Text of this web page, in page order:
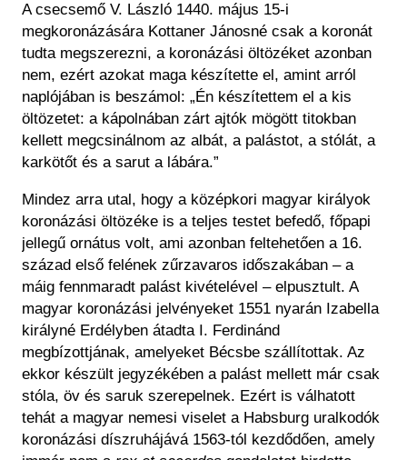
A csecsemő V. László 1440. május 15-i
megkoronázására Kottaner Jánosné csak a koronát
tudta megszerezni, a koronázási öltözéket azonban
nem, ezért azokat maga készítette el, amint arról
naplójában is beszámol: „Én készítettem el a kis
öltözetet: a kápolnában zárt ajtók mögött titokban
kellett meg­csinálnom az albát, a palástot, a stólát, a
karkötőt és a sarut a lábára.”
Mindez arra utal, hogy a középkori magyar királyok
koronázási öltözéke is a teljes testet befedő, főpapi
jellegű ornátus volt, ami azonban feltehetően a 16.
század első felének zűrzavaros időszakában – a
máig fennmaradt palást kivételével – elpusztult. A
magyar koronázási jelvényeket 1551 nyarán Izabella
királyné Erdélyben átadta I. Ferdinánd
megbízottjának, amelyeket Bécsbe szállítottak. Az
ekkor készült jegyzékében a palást mellett már csak
stóla, öv és saruk szerepelnek. Ezért is válhatott
tehát a magyar nemesi viselet a Habsburg uralkodók
koronázási díszruhájává 1563-tól kezdődően, amely